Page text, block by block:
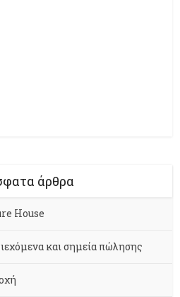
άρθρα
House
και σημεία πώλησης